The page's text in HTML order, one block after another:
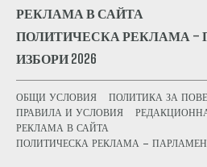
РЕКЛАМА В САЙТА
ПОЛИТИЧЕСКА РЕКЛАМА –
ИЗБОРИ 2026
ОБЩИ УСЛОВИЯ
ПОЛИТИКА ЗА
ПРАВИЛА И УСЛОВИЯ
РЕКЛАМА В САЙТА
ПОЛИТИЧЕСКА РЕКЛАМА –